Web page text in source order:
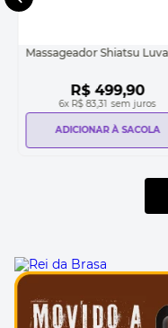
Massageador Shiatsu
R$ 499,90
6x R$ 83,31 sem juros
ADICIONAR À SACOLA